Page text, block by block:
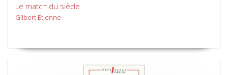
Le match du siècle
Gilbert Etienne